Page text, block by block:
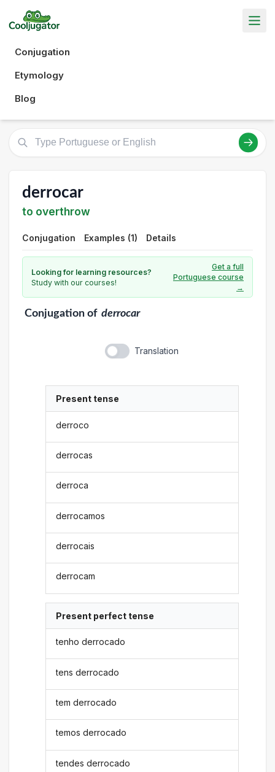
Conjugation
Etymology
Blog
derrocar
to overthrow
Conjugation Examples (1) Details
Looking for learning resources?
Study with our courses!
Get a full
Portuguese course
→
Conjugationof derrocar
Translation
Present tense
derroco
derrocas
derroca
derrocamos
derrocais
derrocam
Present perfect tense
tenho derrocado
tens derrocado
tem derrocado
temos derrocado
tendes derrocado